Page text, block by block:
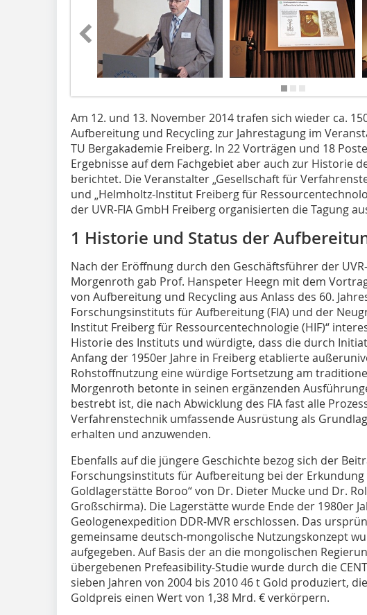
Am 12. und 13. November 2014 trafen sich wieder ca.
Aufbereitung und Recycling zur Jahrestagung im
TU Bergakademie Freiberg. In 22 Vorträgen und 18
Ergebnisse auf dem Fachgebiet aber auch zur Historie
berichtet. Die Veranstalter „Gesellschaft für
und „Helmholtz-Institut Freiberg für
der UVR-FIA GmbH Freiberg organisierten die Tagung
1 Historie und Status der
Nach der Eröffnung durch den Geschäftsführer der
Morgenroth gab Prof. Hanspeter Heegn mit dem
von Aufbereitung und Recycling aus Anlass des 60.
Forschungsinstituts für Aufbereitung (FIA) und der
Institut Freiberg für Ressourcentechnologie (HIF)“
Historie des Instituts und würdigte, dass die durch
Anfang der 1950er Jahre in Freiberg etablierte
Rohstoffnutzung eine würdige Fortsetzung am
Morgenroth betonte in seinen ergänzenden
bestrebt ist, die nach Abwicklung des FIA fast alle
Verfahrenstechnik umfassende Ausrüstung als
erhalten und anzuwenden.
Ebenfalls auf die jüngere Geschichte bezog sich der
Forschungsinstituts für Aufbereitung bei der
Goldlagerstätte Boroo“ von Dr. Dieter Mucke und Dr.
Groß­schirma). Die Lagerstätte wurde Ende der 1980er
Geologenexpedition DDR-MVR erschlossen. Das
gemeinsame deutsch-mongolische Nutzungskonzept
aufgegeben. Auf Basis der an die mongolischen
übergebenen Prefeasibility-Studie wurde durch die
sieben Jahren von 2004 bis 2010 46 t Gold produziert,
Goldpreis einen Wert von 1,38 Mrd. € verkörpern.